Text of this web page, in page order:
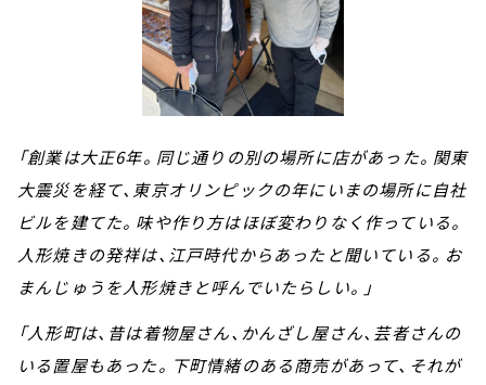
「創業は大正6年。同じ通りの別の場所に店があった。関東
大震災を経て、東京オリンピックの年にいまの場所に自社
ビルを建てた。味や作り方はほぼ変わりなく作っている。
人形焼きの発祥は、江戸時代からあったと聞いている。お
まんじゅうを人形焼きと呼んでいたらしい。」
「人形町は、昔は着物屋さん、かんざし屋さん、芸者さんの
いる置屋もあった。下町情緒のある商売があって、それが